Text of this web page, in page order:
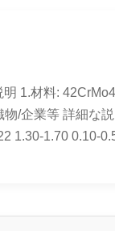
1.材料:
/企業等 詳細な
1.30-1.70 0.10-